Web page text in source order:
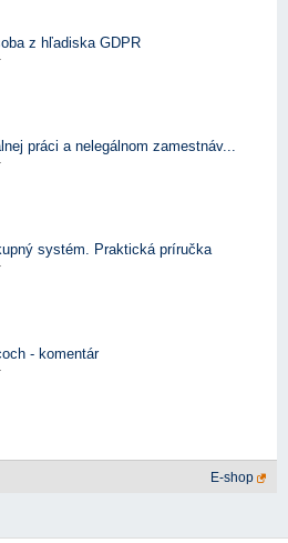
z hľadiska GDPR
práci a nelegálnom zamestnáv...
systém. Praktická príručka
- komentár
E-shop